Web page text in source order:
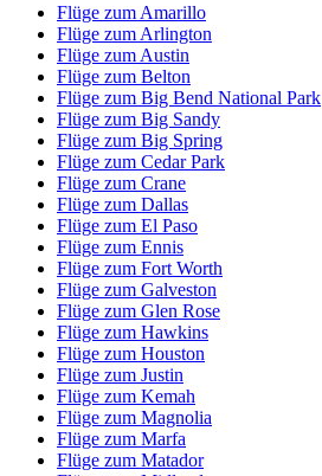
Flüge zum Amarillo
Flüge zum Arlington
Flüge zum Austin
Flüge zum Belton
Flüge zum Big Bend National Park
Flüge zum Big Sandy
Flüge zum Big Spring
Flüge zum Cedar Park
Flüge zum Crane
Flüge zum Dallas
Flüge zum El Paso
Flüge zum Ennis
Flüge zum Fort Worth
Flüge zum Galveston
Flüge zum Glen Rose
Flüge zum Hawkins
Flüge zum Houston
Flüge zum Justin
Flüge zum Kemah
Flüge zum Magnolia
Flüge zum Marfa
Flüge zum Matador